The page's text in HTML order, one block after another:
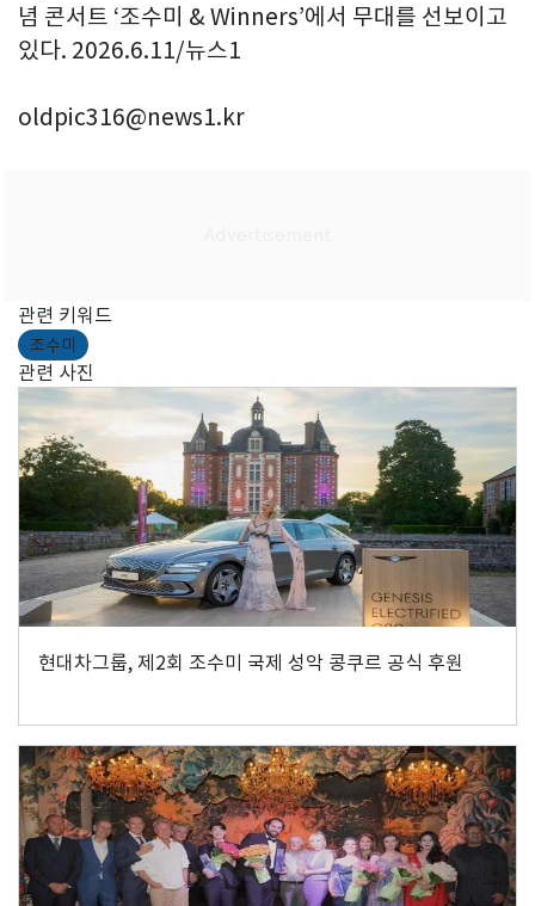
념 콘서트 ‘조수미 & Winners’에서 무대를 선보이고
있다. 2026.6.11/뉴스1
oldpic316@news1.kr
관련 키워드
조수미
관련 사진
현대차그룹, 제2회 조수미 국제 성악 콩쿠르 공식 후원